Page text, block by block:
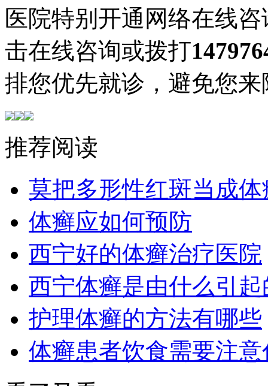
医院特别开通网络在线
击在线咨询或拨打
排您优先就诊，避免您
推荐阅读
莫把多形性红斑当成体
体癣应如何预防
西宁好的体癣治疗医院
西宁体癣是由什么引起
护理体癣的方法有哪些
体癣患者饮食需要注意